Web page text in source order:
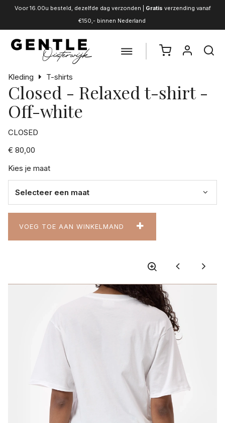
Voor 16.00u besteld, dezelfde dag verzonden | Gratis verzending vanaf
€150,- binnen Nederland
Kleding T-shirts
Closed - Relaxed t-shirt -
Off-white
CLOSED
€ 80,00
Kies je maat
VOEG TOE AAN WINKELMAND